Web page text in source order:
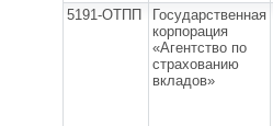
5191-ОТПП
Государственная
корпорация
«Агентство по
страхованию
вкладов»